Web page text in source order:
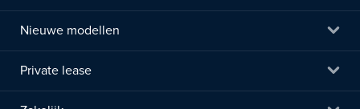
Nieuwe modellen
Private lease